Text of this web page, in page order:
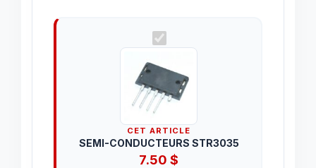
CET ARTICLE
SEMI-CONDUCTEURS STR3035
7.50$